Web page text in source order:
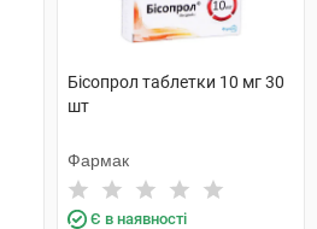
Бісопрол таблетки 10 мг 30
шт
Фармак
Є в наявності